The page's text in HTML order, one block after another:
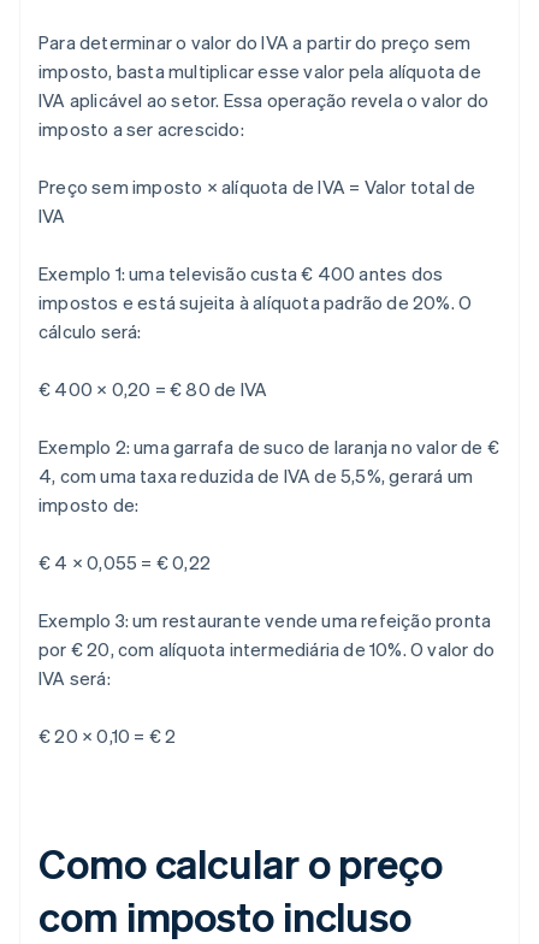
Para determinar o valor do IVA a partir do preço sem
imposto, basta multiplicar esse valor pela alíquota de
IVA aplicável ao setor. Essa operação revela o valor do
imposto a ser acrescido:
Preço sem imposto × alíquota de IVA = Valor total de
IVA
Exemplo 1: uma televisão custa € 400 antes dos
impostos e está sujeita à alíquota padrão de 20%. O
cálculo será:
€ 400 × 0,20 = € 80 de IVA
Exemplo 2: uma garrafa de suco de laranja no valor de €
4, com uma taxa reduzida de IVA de 5,5%, gerará um
imposto de:
€ 4 × 0,055 = € 0,22
Exemplo 3: um restaurante vende uma refeição pronta
por € 20, com alíquota intermediária de 10%. O valor do
IVA será:
€ 20 × 0,10 = € 2
Como calcular o preço
com imposto incluso